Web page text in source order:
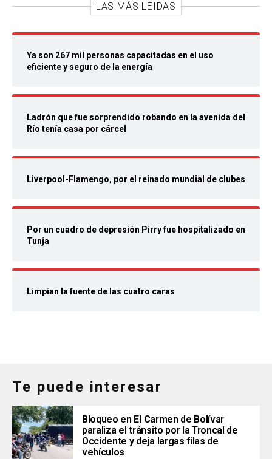
LAS MÁS LEIDAS
Ya son 267 mil personas capacitadas en el uso
eficiente y seguro de la energía
Ladrón que fue sorprendido robando en la avenida del
Río tenía casa por cárcel
Liverpool-Flamengo, por el reinado mundial de clubes
Por un cuadro de depresión Pirry fue hospitalizado en
Tunja
Limpian la fuente de las cuatro caras
Te puede interesar
Bloqueo en El Carmen de Bolívar
paraliza el tránsito por la Troncal de
Occidente y deja largas filas de
vehículos